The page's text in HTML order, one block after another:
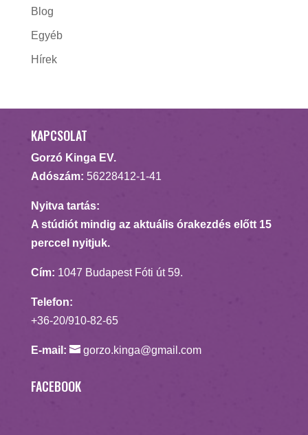
Blog
Egyéb
Hírek
KAPCSOLAT
Gorzó Kinga EV.
Adószám: 56228412-1-41
Nyitva tartás:
A stúdiót mindig az aktuális órakezdés előtt 15
perccel nyitjuk.
Cím: 1047 Budapest Fóti út 59.
Telefon:
+36-20/910-82-65
E-mail: gorzo.kinga@gmail.com
FACEBOOK